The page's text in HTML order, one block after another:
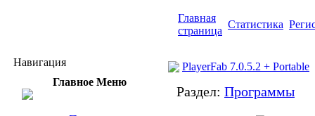
Главная
страница
Статистика
Навигация
Главное Меню
PlayerFab 7.0.5.2 + Portable
Раздел: Программы